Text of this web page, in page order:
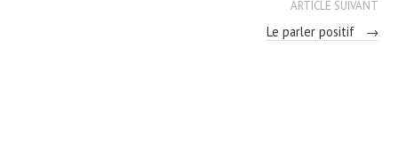
ARTICLE SUIVANT
Le parler positif →